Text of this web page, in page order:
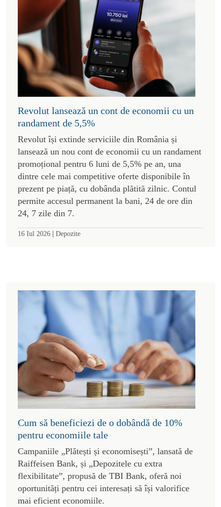
Revolut lansează un cont de economii cu un
randament de 5,5%
Revolut își extinde serviciile din România și
lansează un nou cont de economii cu un randament
promoțional pentru 6 luni de 5,5% pe an, una
dintre cele mai competitive oferte disponibile în
prezent pe piață, cu dobânda plătită zilnic. Contul
permite accesul permanent la bani, 24 de ore din
24, 7 zile din 7.
16 Iul 2026 | Depozite
Cum să beneficiezi de o dobândă de 10%
pentru economiile tale
Campaniile „Plătești și economisești”, lansată de
Raiffeisen Bank, și „Depozitele cu extra
flexibilitate”, propusă de TBI Bank, oferă noi
oportunități pentru cei interesați să își valorifice
mai eficient economiile.